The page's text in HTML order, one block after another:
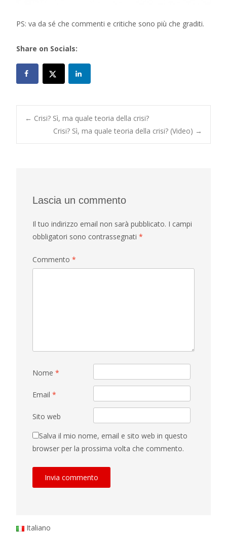
PS: va da sé che commenti e critiche sono più che graditi.
Share on Socials:
Post
← Crisi? Sì, ma quale teoria della crisi?
Crisi? Sì, ma quale teoria della crisi? (Video) →
Lascia un commento
Il tuo indirizzo email non sarà pubblicato. I campi
obbligatori sono contrassegnati *
Commento *
Nome *
Email *
Sito web
Salva il mio nome, email e sito web in questo
browser per la prossima volta che commento.
Italiano